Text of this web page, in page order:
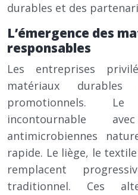
durables et des
L’émergence des
responsables
Les entreprises
matériaux
promotionnels.
incontournable
antimicrobiennes
rapide. Le liège, le
remplacent
traditionnel. Ces